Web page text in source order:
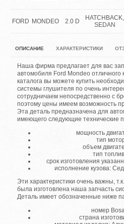
FORD MONDEO 2.0 D
HATCHBACK,
SEDAN
ОПИСАНИЕ ХАРАКТЕРИСТИКИ
Наша фирма предлагает для вас
автомобиля Ford Mondeo отличного
каталога вы можете купить
системы глушителя по очень
сотрудничаем непосредственно с
поэтому цены имеем возможность
Эта деталь предназначена для
имеющего следующие технические
мощность
тип
объем
тип
срок изготовления
исполнение кузова:
Эти характеристики очень важны,
была изготовлена наша запчасть
Деталь имеет обозначенные ниже
номер
страна